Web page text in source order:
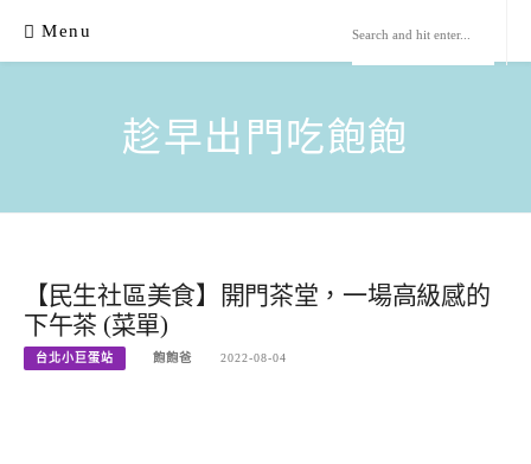
content
Menu
趁早出門吃飽飽
【民生社區美食】開門茶堂，一場高級感的
下午茶 (菜單)
台北小巨蛋站 飽飽爸 2022-08-04